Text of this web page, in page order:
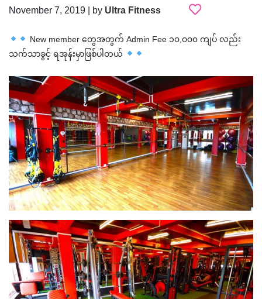
November 7, 2019 | byUltra Fitness
New member တွေအတွက် Admin Fee ၁၀,၀၀၀ ကျပ် လည်း
သက်သာခွင့် ရအုန်းမှာဖြစ်ပါတယ်